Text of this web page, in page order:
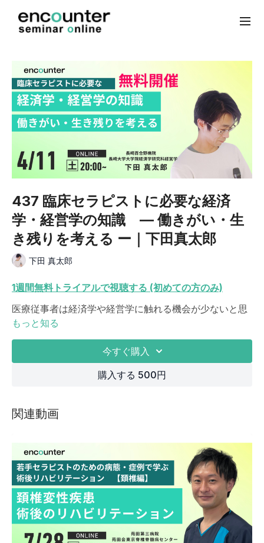
437 臨床セラピストに必要な経済
学・経営学の知識 — 働きがい・生
き残りを考える ー｜下田真太郎
下田 真太郎
1週間無料トライアルで視聴する (初めての方のみ)
医療従事者は経済学や経営学に触れる機会が少ないと思
います。
経済学や経営学はお金儲けの学問、集客やブランディン
グ、資産運用といったイメジー時が強いのではないでし
ょうか？
実際は学問の幅は広く、マクロ視点の国際関係からミク
在します。
しかし、SNS等では開業セラピスト向けのブランディン
るセラピスト向けの経済学・経営学の研修は目にする事
は少ないのが現実です。
医療技術を学ぶだけではなく、働きがいが向上する方法
を考えていきます。
組織内の環境が改善し、患者との関係性が向上すること
が日々研鑽している医療技術の効果を最大限に発揮でき
る重要な因子であると思っています。働きがいや組織に
もっと知る
今すぐ購入
購入する 500円
関連動画